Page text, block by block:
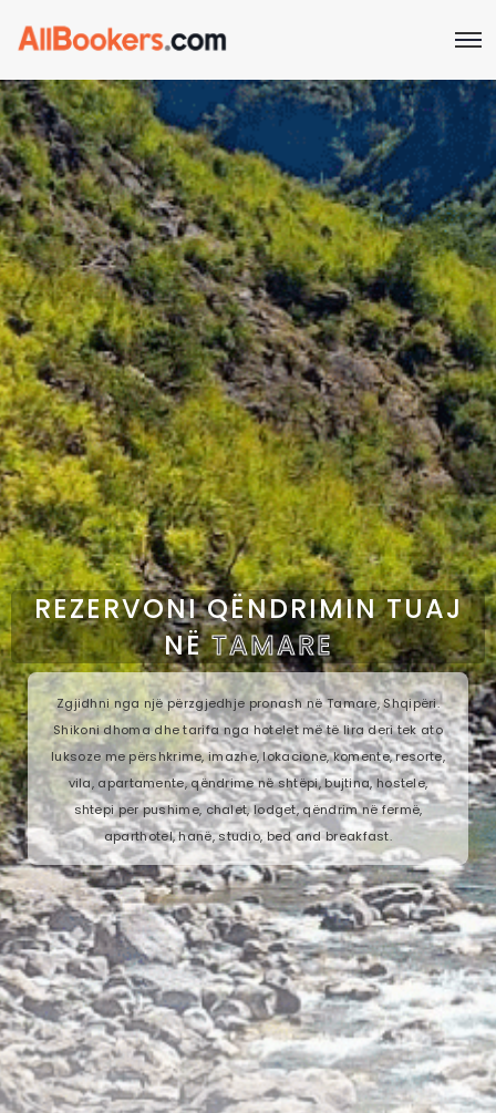
REZERVONI QËNDRIMIN TUAJ
NËTAMARE
Zgjidhni nga një përzgjedhje pronash në Tamare, Shqipëri.
Shikoni dhoma dhe tarifa nga hotelet më të lira deri tek ato
luksoze me përshkrime, imazhe, lokacione, komente, resorte,
vila, apartamente, qëndrime në shtëpi, bujtina, hostele,
shtepi per pushime, chalet, lodget, qëndrim në fermë,
aparthotel, hanë, studio, bed and breakfast.